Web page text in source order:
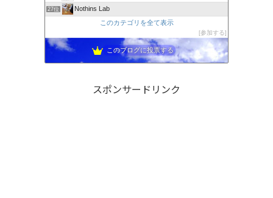
27位
Nothins Lab
このカテゴリを全て表示
参加する
このブログに投票する
スポンサードリンク